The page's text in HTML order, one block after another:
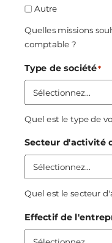
Autre
Quelles missions
comptable ?
Type de société*
Quel est le type de
Secteur d'activité
Quel est le secteur
Effectif de